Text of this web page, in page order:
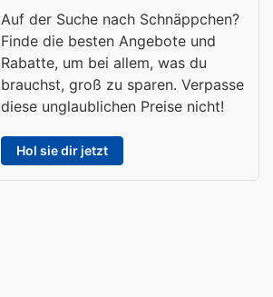
Auf der Suche nach Schnäppchen?
Finde die besten Angebote und
Rabatte, um bei allem, was du
brauchst, groß zu sparen. Verpasse
diese unglaublichen Preise nicht!
Hol sie dir jetzt